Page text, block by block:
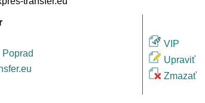
Poprad
VIP
Upraviť
Zmazať